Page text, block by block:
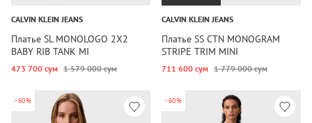
CALVIN KLEIN JEANS
Платье SL MONOLOGO 2X2
BABY RIB TANK MI
473 700 сум 1 579 000 сум
CALVIN KLEIN JEANS
Платье SS CTN MONOGRAM
STRIPE TRIM MINI
711 600 сум 1 779 000 сум
-60% -60%